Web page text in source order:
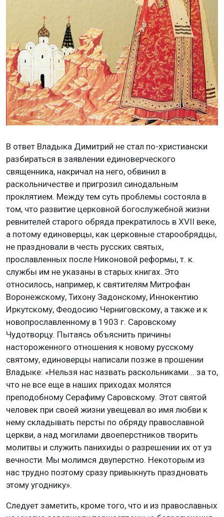
В ответ Владыка Димитрий не стал по-христиански
разбираться в заявлении единоверческого
священника, накричал на него, обвинил в
раскольничестве и пригрозил синодальным
проклятием. Между тем суть проблемы состояла в
том, что развитие церковной богослужебной жизни
ревнителей старого обряда прекратилось в XVII веке,
а потому единоверцы, как церковные старообрядцы,
не праздновали в честь русских святых,
прославленных после Никоновой реформы, т. к.
службы им не указаны в старых книгах. Это
относилось, например, к святителям Митрофан
Воронежскому, Тихону Задонскому, Иннокентию
Иркутскому, Феодосию Черниговскому, а также и к
новопрославленному в 1903 г. Саровскому
Чудотворцу. Пытаясь объяснить причины
настороженного отношения к новому русскому
святому, единоверцы написали позже в прошении
Владыке: «Нельзя нас назвать раскольниками... за то,
что не все еще в наших приходах молятся
преподобному Серафиму Саровскому. Этот святой
человек при своей жизни увещевал во имя любви к
нему складывать персты по обряду православной
церкви, а над могилами двоеперстников творить
молитвы и служить панихиды о разрешении их от уз
вечности. Мы молимся двуперстно. Некоторым из
нас трудно поэтому сразу привыкнуть праздновать
этому угоднику».
Следует заметить, кроме того, что и из православных